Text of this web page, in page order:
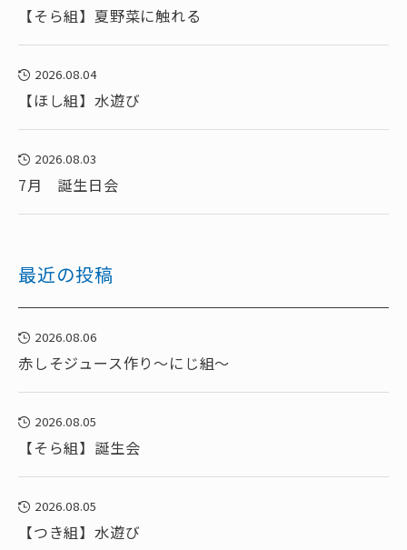
【そら組】夏野菜に触れる
2026.08.04
【ほし組】水遊び
2026.08.03
7月 誕生日会
最近の投稿
2026.08.06
赤しそジュース作り～にじ組～
2026.08.05
【そら組】誕生会
2026.08.05
【つき組】水遊び